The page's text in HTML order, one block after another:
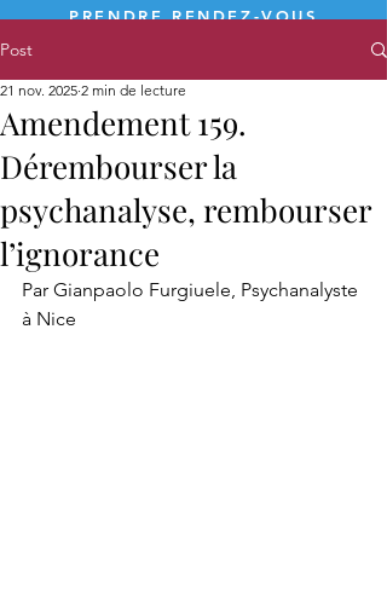
PRENDRE RENDEZ-VOUS
Post
Amendement 159.
Dérembourser la
psychanalyse, rembourser
l’ignorance
21 nov. 2025 2 min de lecture
Par Gianpaolo Furgiuele, Psychanalyste
à Nice